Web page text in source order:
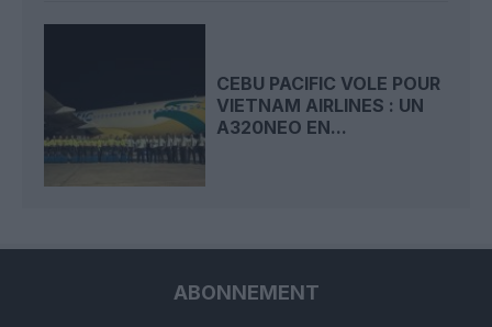
CEBU PACIFIC VOLE POUR
VIETNAM AIRLINES : UN
A320NEO EN...
ABONNEMENT